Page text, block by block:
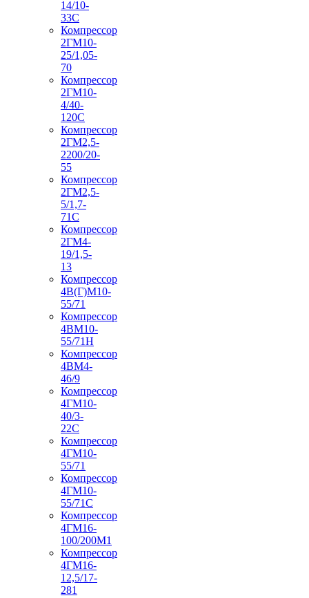
14/10-
33С
Компрессор
2ГМ10-
25/1,05-
70
Компрессор
2ГМ10-
4/40-
120С
Компрессор
2ГМ2,5-
2200/20-
55
Компрессор
2ГМ2,5-
5/1,7-
71С
Компрессор
2ГМ4-
19/1,5-
13
Компрессор
4В(Г)М10-
55/71
Компрессор
4ВМ10-
55/71Н
Компрессор
4ВМ4-
46/9
Компрессор
4ГМ10-
40/3-
22С
Компрессор
4ГМ10-
55/71
Компрессор
4ГМ10-
55/71С
Компрессор
4ГМ16-
100/200М1
Компрессор
4ГМ16-
12,5/17-
281